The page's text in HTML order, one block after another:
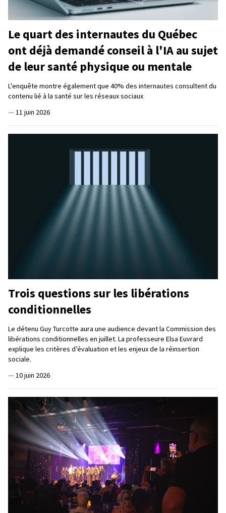
Le quart des internautes du Québec
ont déjà demandé conseil à l'IA au sujet
de leur santé physique ou mentale
L'enquête montre également que 40% des internautes consultent du
contenu lié à la santé sur les réseaux sociaux
— 11 juin 2026
Trois questions sur les libérations
conditionnelles
Le détenu Guy Turcotte aura une audience devant la Commission des
libérations conditionnelles en juillet. La professeure Elsa Euvrard
explique les critères d’évaluation et les enjeux de la réinsertion
sociale.
— 10 juin 2026